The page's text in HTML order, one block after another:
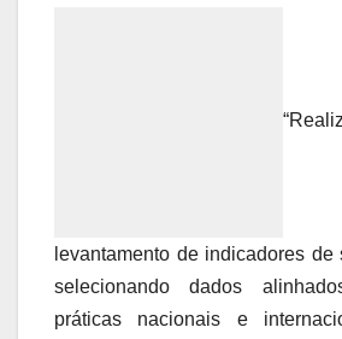
levantamento de indicadores de
selecionando dados
práticas nacionais e